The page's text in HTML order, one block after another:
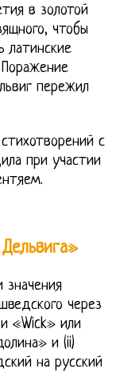
в золотой
чтобы
латинские
пережил
с
при участии
через
«Wick» или
и (ii)
на русский